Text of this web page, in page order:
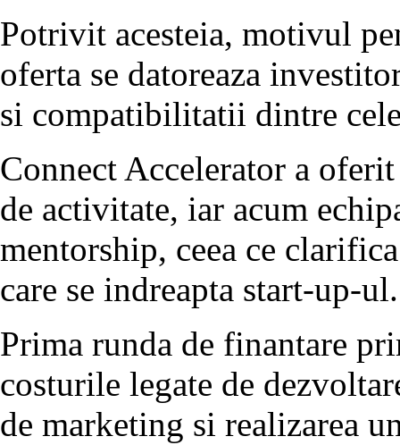
Potrivit acesteia, motivul
oferta se datoreaza
si compatibilitatii dintre
Connect Accelerator a
de activitate, iar acum
mentorship, ceea ce
care se indreapta start-up-ul.
Prima runda de finantare
costurile legate de
de marketing si realizarea